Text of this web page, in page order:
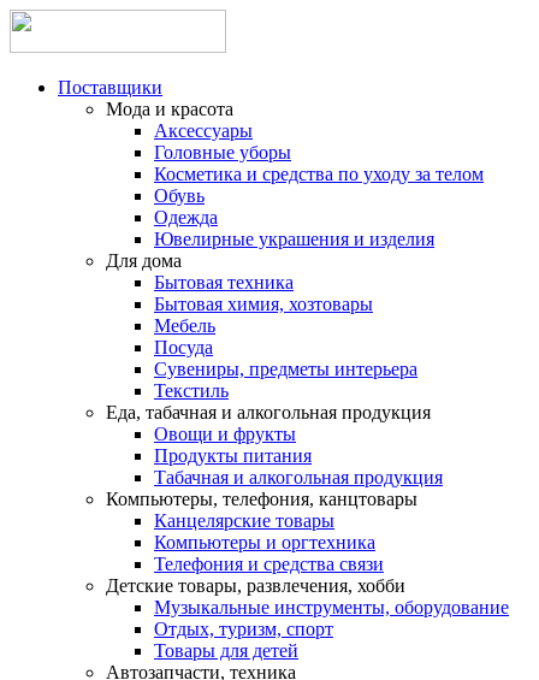
Поставщики
Мода и красота
Аксессуары
Головные уборы
Косметика и средства по уходу за телом
Обувь
Одежда
Ювелирные украшения и изделия
Для дома
Бытовая техника
Бытовая химия, хозтовары
Мебель
Посуда
Сувениры, предметы интерьера
Текстиль
Еда, табачная и алкогольная продукция
Овощи и фрукты
Продукты питания
Табачная и алкогольная продукция
Компьютеры, телефония, канцтовары
Канцелярские товары
Компьютеры и оргтехника
Телефония и средства связи
Детские товары, развлечения, хобби
Музыкальные инструменты, оборудование
Отдых, туризм, спорт
Товары для детей
Автозапчасти, техника